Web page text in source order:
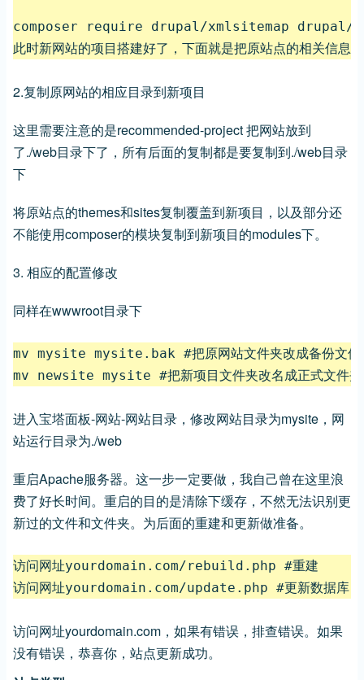
composer require drupal/xmlsitemap
此时新网站的项目搭建好了，下面就是把原站点的相关信息
2.复制原网站的相应目录到新项目
这里需要注意的是recommended-project 把网站放到
了./web目录下了，所有后面的复制都是要复制到./web目录
下
将原站点的themes和sites复制覆盖到新项目，以及部分还
不能使用composer的模块复制到新项目的modules下。
3. 相应的配置修改
同样在wwwroot目录下
mv mysite mysite.bak #把原网站文件夹改成备份文件
mv newsite mysite #把新项目文件夹改名成正式文件夹
进入宝塔面板-网站-网站目录，修改网站目录为mysite，网
站运行目录为./web
重启Apache服务器。这一步一定要做，我自己曾在这里浪
费了好长时间。重启的目的是清除下缓存，不然无法识别更
新过的文件和文件夹。为后面的重建和更新做准备。
访问网址yourdomain.com/rebuild.php #重建
访问网址yourdomain.com/update.php #更新数据库
访问网址yourdomain.com，如果有错误，排查错误。如果
没有错误，恭喜你，站点更新成功。